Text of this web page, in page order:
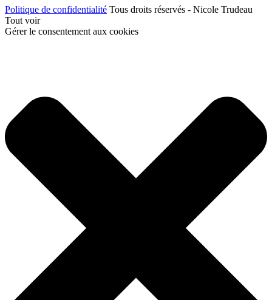
Politique de confidentialité Tous droits réservés - Nicole Trudeau
Tout voir
Gérer le consentement aux cookies